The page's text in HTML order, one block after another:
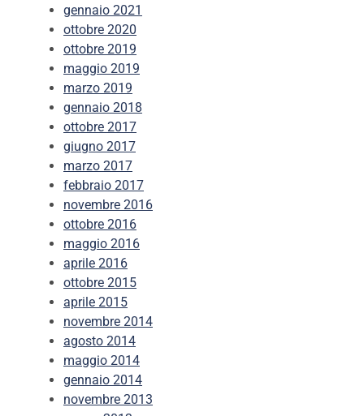
gennaio 2021
ottobre 2020
ottobre 2019
maggio 2019
marzo 2019
gennaio 2018
ottobre 2017
giugno 2017
marzo 2017
febbraio 2017
novembre 2016
ottobre 2016
maggio 2016
aprile 2016
ottobre 2015
aprile 2015
novembre 2014
agosto 2014
maggio 2014
gennaio 2014
novembre 2013